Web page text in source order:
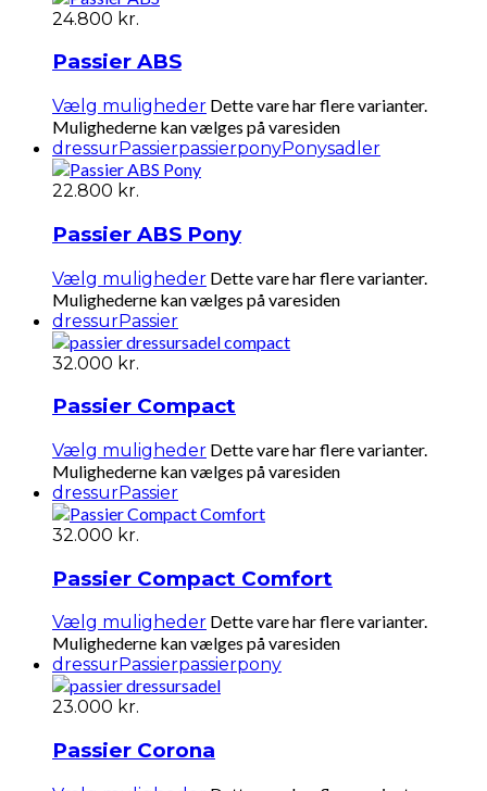
24.800 kr.
Passier ABS
Vælg muligheder Dette vare har flere varianter.
Mulighederne kan vælges på varesiden
dressurPassierpassierponyPonysadler
22.800 kr.
Passier ABS Pony
Vælg muligheder Dette vare har flere varianter.
Mulighederne kan vælges på varesiden
dressurPassier
32.000 kr.
Passier Compact
Vælg muligheder Dette vare har flere varianter.
Mulighederne kan vælges på varesiden
dressurPassier
32.000 kr.
Passier Compact Comfort
Vælg muligheder Dette vare har flere varianter.
Mulighederne kan vælges på varesiden
dressurPassierpassierpony
23.000 kr.
Passier Corona